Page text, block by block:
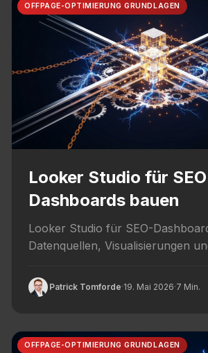
OFFPAGE-OPTIMIERUNG GRUNDLAGEN
Looker Studio für
Dashboards bauen
Looker Studio für SEO-
Datenquellen, Visualisierungen
Beispielen.
Patrick Tomforde·19. Mai 2026·7 Min.
OFFPAGE-OPTIMIERUNG GRUNDLAGEN